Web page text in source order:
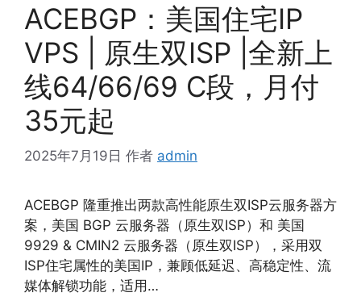
ACEBGP：美国住宅IP
VPS | 原生双ISP |全新上
线64/66/69 C段，月付
35元起
2025年7月19日 作者 admin
ACEBGP 隆重推出两款高性能原生双ISP云服务器方
案，美国 BGP 云服务器（原生双ISP）和 美国
9929 & CMIN2 云服务器（原生双ISP），采用双
ISP住宅属性的美国IP，兼顾低延迟、高稳定性、流
媒体解锁功能，适用…